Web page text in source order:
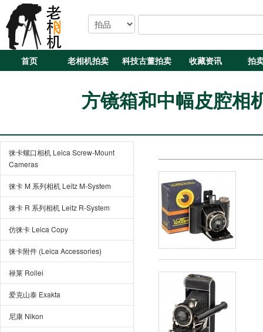
首页 老相机拍卖 科技古董拍卖 收藏资讯 拍
方镜箱和中幅皮腔
徕卡螺口相机 Leica Screw-Mount
Cameras
徕卡 M 系列相机 Leitz M-System
徕卡 R 系列相机 Leitz R-System
仿徕卡 Leica Copy
徕卡附件 (Leica Accessories)
禄莱 Rollei
爱克山泰 Exakta
尼康 Nikon